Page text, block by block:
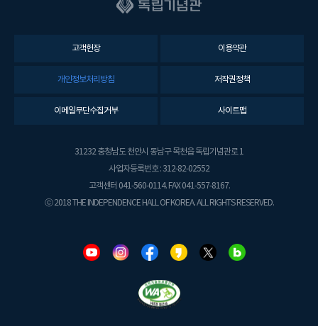
고객헌장 이용약관
개인정보처리방침 저작권정책
이메일무단수집거부 사이트맵
31232 충청남도 천안시 동남구 목천읍 독립기념관로 1
사업자등록번호 : 312-82-02552
고객센터 041-560-0114. FAX 041-557-8167.
ⓒ 2018 THE INDEPENDENCE HALL OF KOREA. ALL RIGHTS RESERVED.